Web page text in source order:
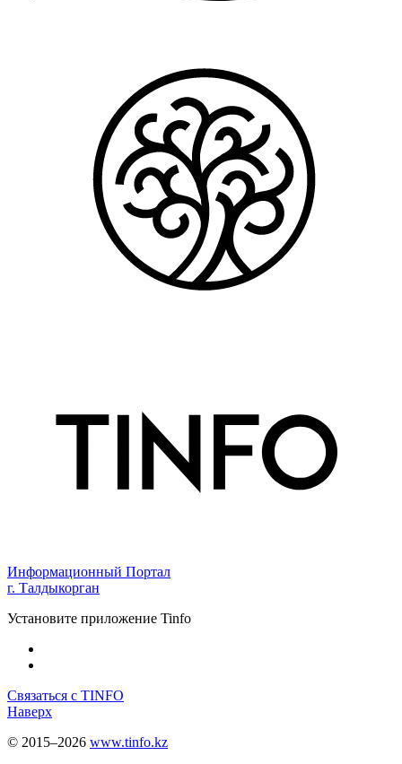
Информационный Портал
г. Талдыкорган
Установите приложение Tinfo
Связаться с TINFO
Наверх
© 2015–2026 www.tinfo.kz